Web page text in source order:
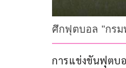
ศึกฟุตบอล "กรม
การแข่งขันฟุตบอ